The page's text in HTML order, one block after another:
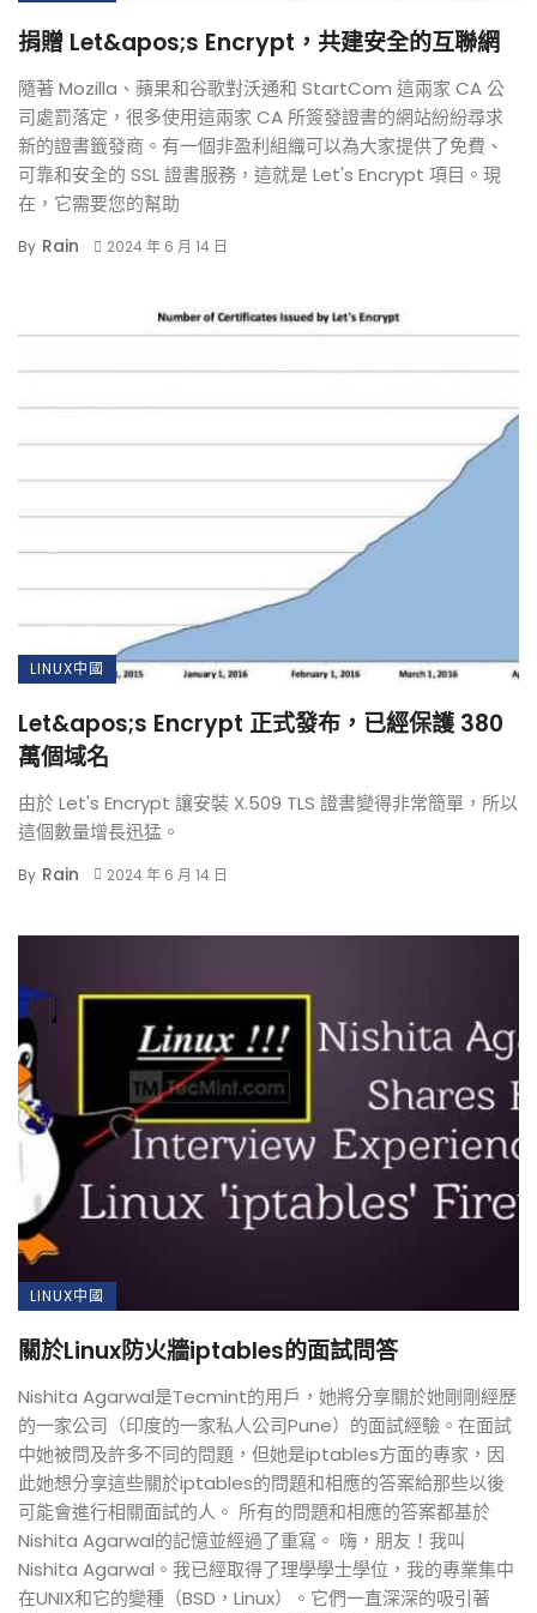
捐贈 Let&apos;s Encrypt，共建安全的互聯網
隨著 Mozilla、蘋果和谷歌對沃通和 StartCom 這兩家 CA 公
司處罰落定，很多使用這兩家 CA 所簽發證書的網站紛紛尋求
新的證書籤發商。有一個非盈利組織可以為大家提供了免費、
可靠和安全的 SSL 證書服務，這就是 Let's Encrypt 項目。現
在，它需要您的幫助
By Rain 2024 年 6 月 14 日
LINUX中國
Let&apos;s Encrypt 正式發布，已經保護 380
萬個域名
由於 Let's Encrypt 讓安裝 X.509 TLS 證書變得非常簡單，所以
這個數量增長迅猛。
By Rain 2024 年 6 月 14 日
LINUX中國
關於Linux防火牆iptables的面試問答
Nishita Agarwal是Tecmint的用戶，她將分享關於她剛剛經歷
的一家公司（印度的一家私人公司Pune）的面試經驗。在面試
中她被問及許多不同的問題，但她是iptables方面的專家，因
此她想分享這些關於iptables的問題和相應的答案給那些以後
可能會進行相關面試的人。 所有的問題和相應的答案都基於
Nishita Agarwal的記憶並經過了重寫。 嗨，朋友！我叫
Nishita Agarwal。我已經取得了理學學士學位，我的專業集中
在UNIX和它的變種（BSD，Linux）。它們一直深深的吸引著